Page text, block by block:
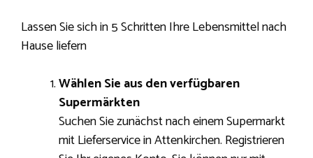
Lassen Sie sich in 5 Schritten Ihre Lebensmittel nach
Hause liefern
Wählen Sie aus den verfügbaren
Supermärkten
Suchen Sie zunächst nach einem Supermarkt
mit Lieferservice in Attenkirchen. Registrieren